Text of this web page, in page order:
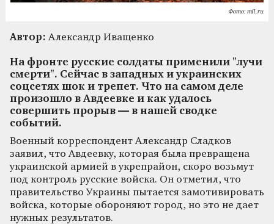
Фото: mil.ru
Автор: Александр Иващенко
На фронте русские солдаты применили "лучи
смерти". Сейчас в западных и украинских
соцсетях шок и трепет. Что на самом деле
произошло в Авдеевке и как удалось
совершить прорыв — в нашей сводке
событий.
Военный корреспондент Александр Сладков
заявил, что Авдеевку, которая была превращена
украинской армией в укрепрайон, скоро возьмут
под контроль русские войска. Он отметил, что
правительство Украины пытается замотивировать
войска, которые обороняют город, но это не дает
нужных результатов.